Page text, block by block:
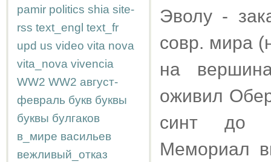
pamir politics shia site-
rss text_engl text_fr
upd us video vita nova
vita_nova vivencia
WW2 WW2 август-
февраль букв буквы
буквы булгаков
в_мире васильев
вежливый_отказ
Эволу -
совр. мира
на
оживил
синт до
Мемориал